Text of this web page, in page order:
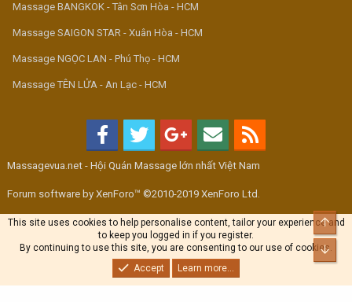
Massage BANGKOK - Tân Sơn Hòa - HCM
Massage SAIGON STAR - Xuân Hòa - HCM
Massage NGỌC LAN - Phú Thọ - HCM
Massage TÊN LỬA - An Lạc - HCM
Massagevua.net - Hội Quán Massage lớn nhất Việt Nam
Forum software by XenForo™ ©2010-2019 XenForo Ltd.
This site uses cookies to help personalise content, tailor your experience and
to keep you logged in if you register.
By continuing to use this site, you are consenting to our use of cookies.
Accept
Learn more...
Top